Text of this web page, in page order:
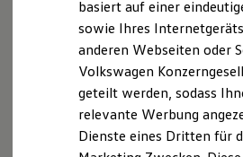
Technologie
Kosten und Kauf
Verbrauchskosten
Kaufoptionen
E-Auto-Förderung
Software und
Die ID. Software 6
ID. Software
Digitale Extras
Schnittstellen zu
Servicetermin buchen
Serviceanfrage stellen
basiert auf einer
sowie Ihres
anderen Webseiten oder
Volkswagen
geteilt werden, sodass
relevante Werbung
Dienste eines Dritten für